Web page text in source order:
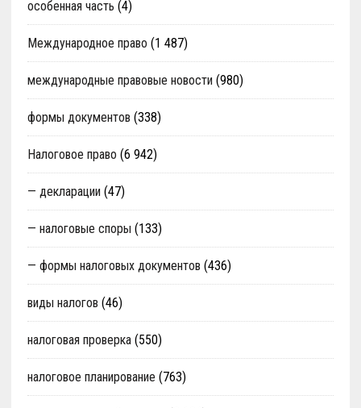
особенная часть (4)
Международное право (1 487)
международные правовые новости (980)
формы документов (338)
Налоговое право (6 942)
— декларации (47)
— налоговые споры (133)
— формы налоговых документов (436)
виды налогов (46)
налоговая проверка(550)
налоговое планирование (763)